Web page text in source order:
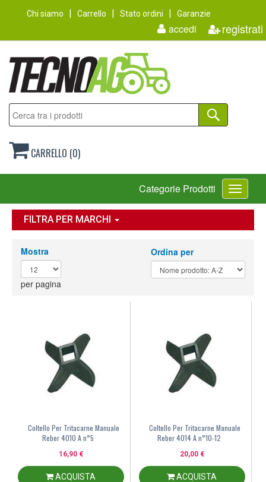
Chi siamo Carrello Stato ordini Garanzie
accedi registrati
CARRELLO (0)
Categorie Prodotti Toggle
FILTRA PER MARCHI
Mostra
per pagina
Ordina per
Coltello Per Tritacarne Manuale
Reber 4010 A n°5
16,90 €
ACQUISTA
Coltello Per Tritacarne Manuale
Reber 4014 A n°10-12
20,00 €
ACQUISTA